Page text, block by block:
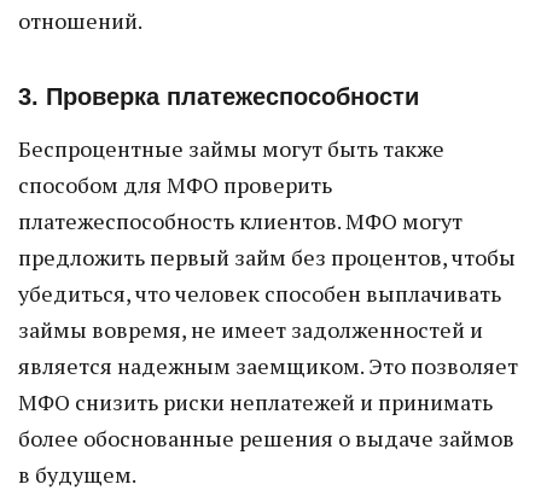
отношений.
3. Проверка платежеспособности
Беспроцентные займы могут быть также
способом для МФО проверить
платежеспособность клиентов. МФО могут
предложить первый займ без процентов, чтобы
убедиться, что человек способен выплачивать
займы вовремя, не имеет задолженностей и
является надежным заемщиком. Это позволяет
МФО снизить риски неплатежей и принимать
более обоснованные решения о выдаче займов
в будущем.